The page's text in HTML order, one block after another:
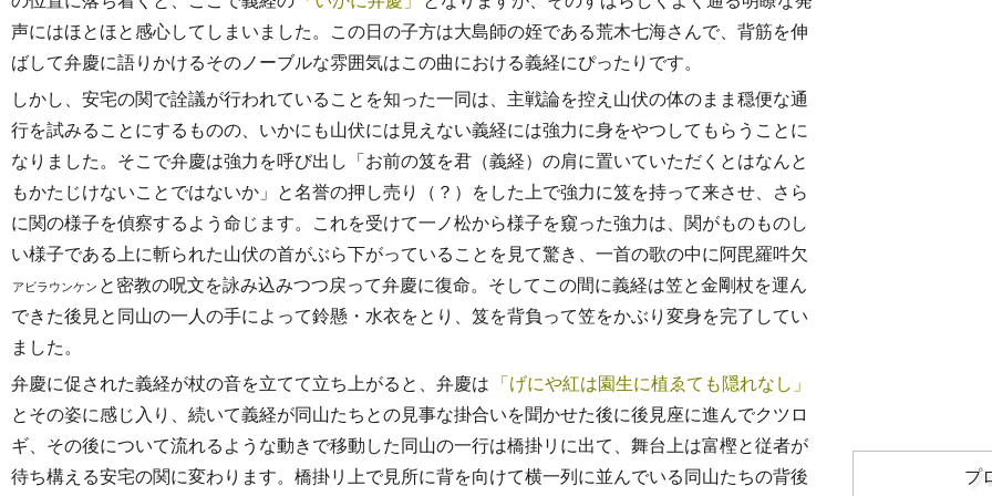
声にはほとほと感心してしまいました。この日の子方は大島師の姪である荒木七海さんで、背筋を伸
ばして弁慶に語りかけるそのノーブルな雰囲気はこの曲における義経にぴったりです。
しかし、安宅の関で詮議が行われていることを知った一同は、主戦論を控え山伏の体のまま穏便な通
行を試みることにするものの、いかにも山伏には見えない義経には強力に身をやつしてもらうことに
なりました。そこで弁慶は強力を呼び出し「お前の笈を君（義経）の肩に置いていただくとはなんと
もかたじけないことではないか」と名誉の押し売り（？）をした上で強力に笈を持って来させ、さら
に関の様子を偵察するよう命じます。これを受けて一ノ松から様子を窺った強力は、関がものものし
い様子である上に斬られた山伏の首がぶら下がっていることを見て驚き、一首の歌の中に阿毘羅吽欠
アビラウンケン と密教の呪文を詠み込みつつ戻って弁慶に復命。そしてこの間に義経は笠と金剛杖を運ん
できた後見と同山の一人の手によって鈴懸・水衣をとり、笈を背負って笠をかぶり変身を完了してい
ました。
弁慶に促された義経が杖の音を立てて立ち上がると、弁慶は
げにや紅は園生に植ゑても隠れなし
とその姿に感じ入り、続いて義経が同山たちとの見事な掛合いを聞かせた後に後見座に進んでクツロ
ギ、その後について流れるような動きで移動した同山の一行は橋掛リに出て、舞台上は富樫と従者が
待ち構える安宅の関に変わります。橋掛リ上で見所に背を向けて横一列に並んでいる同山たちの背後
プ